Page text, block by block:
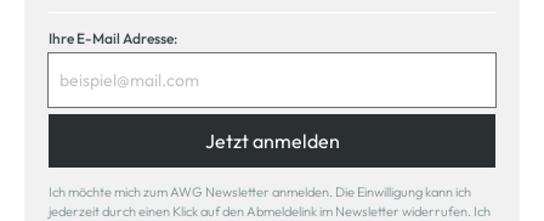
Ihre E-Mail Adresse:
Jetzt anmelden
Ich möchte mich zum AWG Newsletter anmelden. Die Einwilligung kann ich
jederzeit durch einen Klick auf den Abmeldelink im Newsletter widerrufen. Ich